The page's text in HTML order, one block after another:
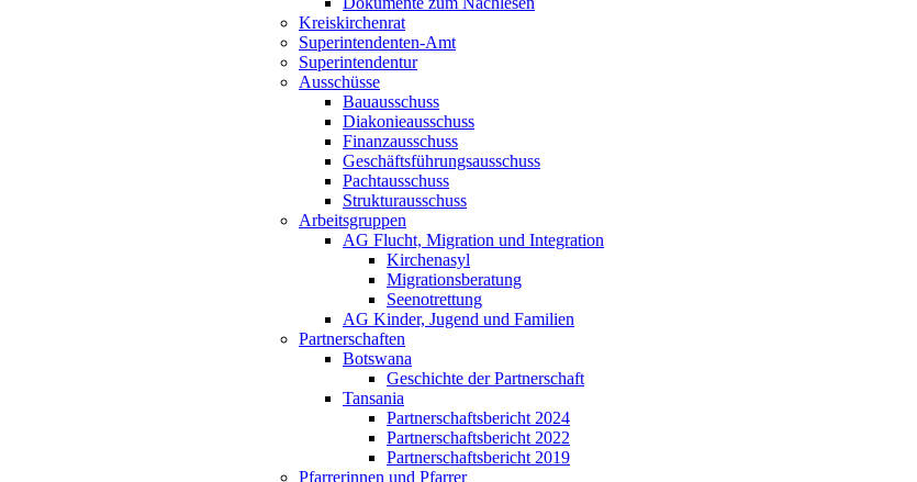
Kreiskirchenrat
Superintendenten-Amt
Superintendentur
Ausschüsse
Bauausschuss
Diakonieausschuss
Finanzausschuss
Geschäftsführungsausschuss
Pachtausschuss
Strukturausschuss
Arbeitsgruppen
AG Flucht, Migration und Integration
Kirchenasyl
Migrationsberatung
Seenotrettung
AG Kinder, Jugend und Familien
Partnerschaften
Botswana
Geschichte der Partnerschaft
Tansania
Partnerschaftsbericht 2024
Partnerschaftsbericht 2022
Partnerschaftsbericht 2019
Pfarrerinnen und Pfarrer